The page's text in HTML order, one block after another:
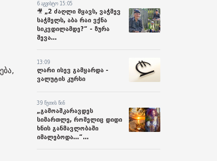
6 აგვისტო 15:05
🎥 „2 ძაღლი მყავს, ვაჭმევ
საჭმელს, აბა რაი ვქნა
სიკვდილამდე?“ - ზურა
შევა...
13:09
ლარი ისევ გამყარდა -
ვალუტის კურსი
39 წუთის წინ
„გამოაშკარავდეს
სიმართლე, რომელიც დიდი
ხნის განმავლობაში
იმალებოდა...“...